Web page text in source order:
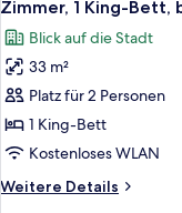
Tub
Fotos
für
Zimmer,
1 King-
Bett,
barrierefrei
Tub)
Zimmer, 1 King-Bett,
Blick auf die Stadt
33 m²
Platz für 2 Personen
1 King-Bett
Kostenloses WLAN
Weitere Details
Weitere